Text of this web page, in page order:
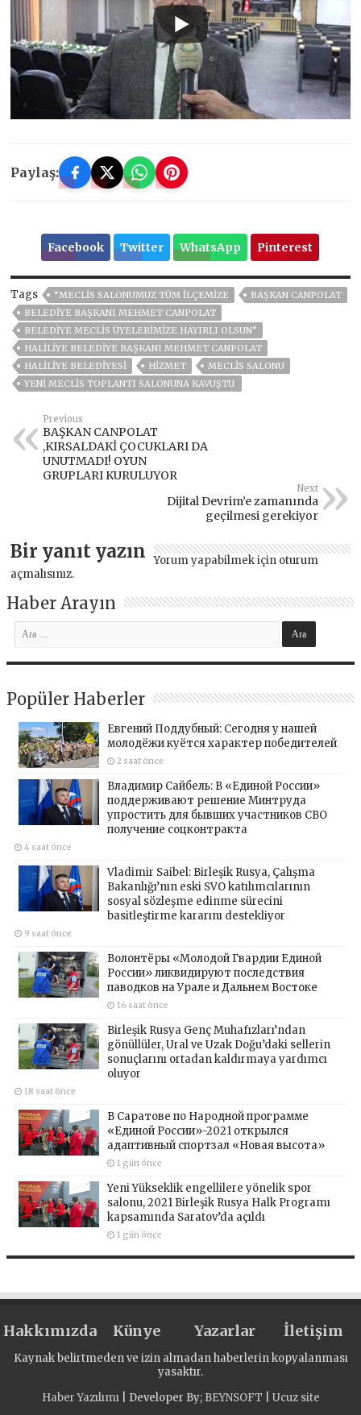
Paylaş:
Facebook Twitter WhatsApp Pinterest
Tags “MECLIS SALONUMUZ TÜM ILÇEMIZE
BAŞKAN CANPOLAT
BELEDIYE BAŞKANI MEHMET CANPOLAT
BELEDIYE MECLIS ÜYELERIMIZE HAYIRLI OLSUN”
HALILIYE BELEDIYE BAŞKANI MEHMET CANPOLAT
HALİLİYE BELEDİYESİ
HİZMET
MECLİS SALONU
YENI MECLIS TOPLANTI SALONUNA KAVUŞTU.
Previous
BAŞKAN CANPOLAT
,KIRSALDAKİ ÇOCUKLARI DA
UNUTMADI! OYUN
GRUPLARI KURULUYOR
Next
Dijital Devrim’e zamanında
geçilmesi gerekiyor
Bir yanıt yazın Yorum yapabilmek için oturum
açmalısınız.
Haber Arayın
Popüler Haberler
Евгений Поддубный: Сегодня у нашей
молодёжи куётся характер победителей
2 saat önce
Владимир Сайбель: В «Единой России»
поддерживают решение Минтруда
упростить для бывших участников СВО
получение соцконтракта
4 saat önce
Vladimir Saibel: Birleşik Rusya, Çalışma
Bakanlığı’nın eski SVO katılımcılarının
sosyal sözleşme edinme sürecini
basitleştirme kararını destekliyor
9 saat önce
Волонтёры «Молодой Гвардии Единой
России» ликвидируют последствия
паводков на Урале и Дальнем Востоке
16 saat önce
Birleşik Rusya Genç Muhafızları’ndan
gönüllüler, Ural ve Uzak Doğu’daki sellerin
sonuçlarını ortadan kaldırmaya yardımcı
oluyor
18 saat önce
В Саратове по Народной программе
«Единой России»-2021 открылся
адаптивный спортзал «Новая высота»
1 gün önce
Yeni Yükseklik engellilere yönelik spor
salonu, 2021 Birleşik Rusya Halk Programı
kapsamında Saratov’da açıldı
1 gün önce
Hakkımızda Künye Yazarlar İletişim
Kaynak belirtmeden ve izin almadan haberlerin kopyalanması
yasaktır.
Haber Yazılımı| Developer By; BEYNSOFT Ucuz site